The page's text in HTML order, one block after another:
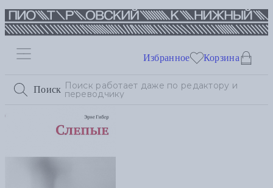
Поиск
Избранное Корзина